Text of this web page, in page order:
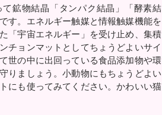
鉱物結晶「タンパク結晶」「酵素結
す。エネルギー触媒と情報触媒機能を
「宇宙エネルギー」を受け止め、集積
チョンマットとしてちょうどよいサイ
世の中に出回っている食品添加物や環
りましょう。小動物にもちょうどよい
にも使ってみてください。かわいい猫